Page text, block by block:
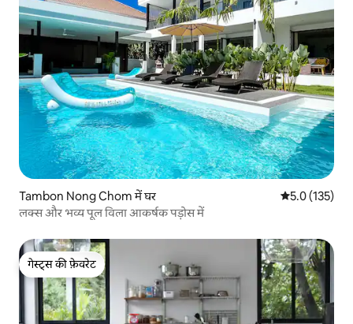
Tambon Nong Chom में घर औसत रेटिंग 5 में
5.0 (135)
लक्स और भव्य पूल विला आकर्षक पड़ोस में
गेस्ट्स की फ़ेवरेट
गेस्ट्स की फ़ेवरेट